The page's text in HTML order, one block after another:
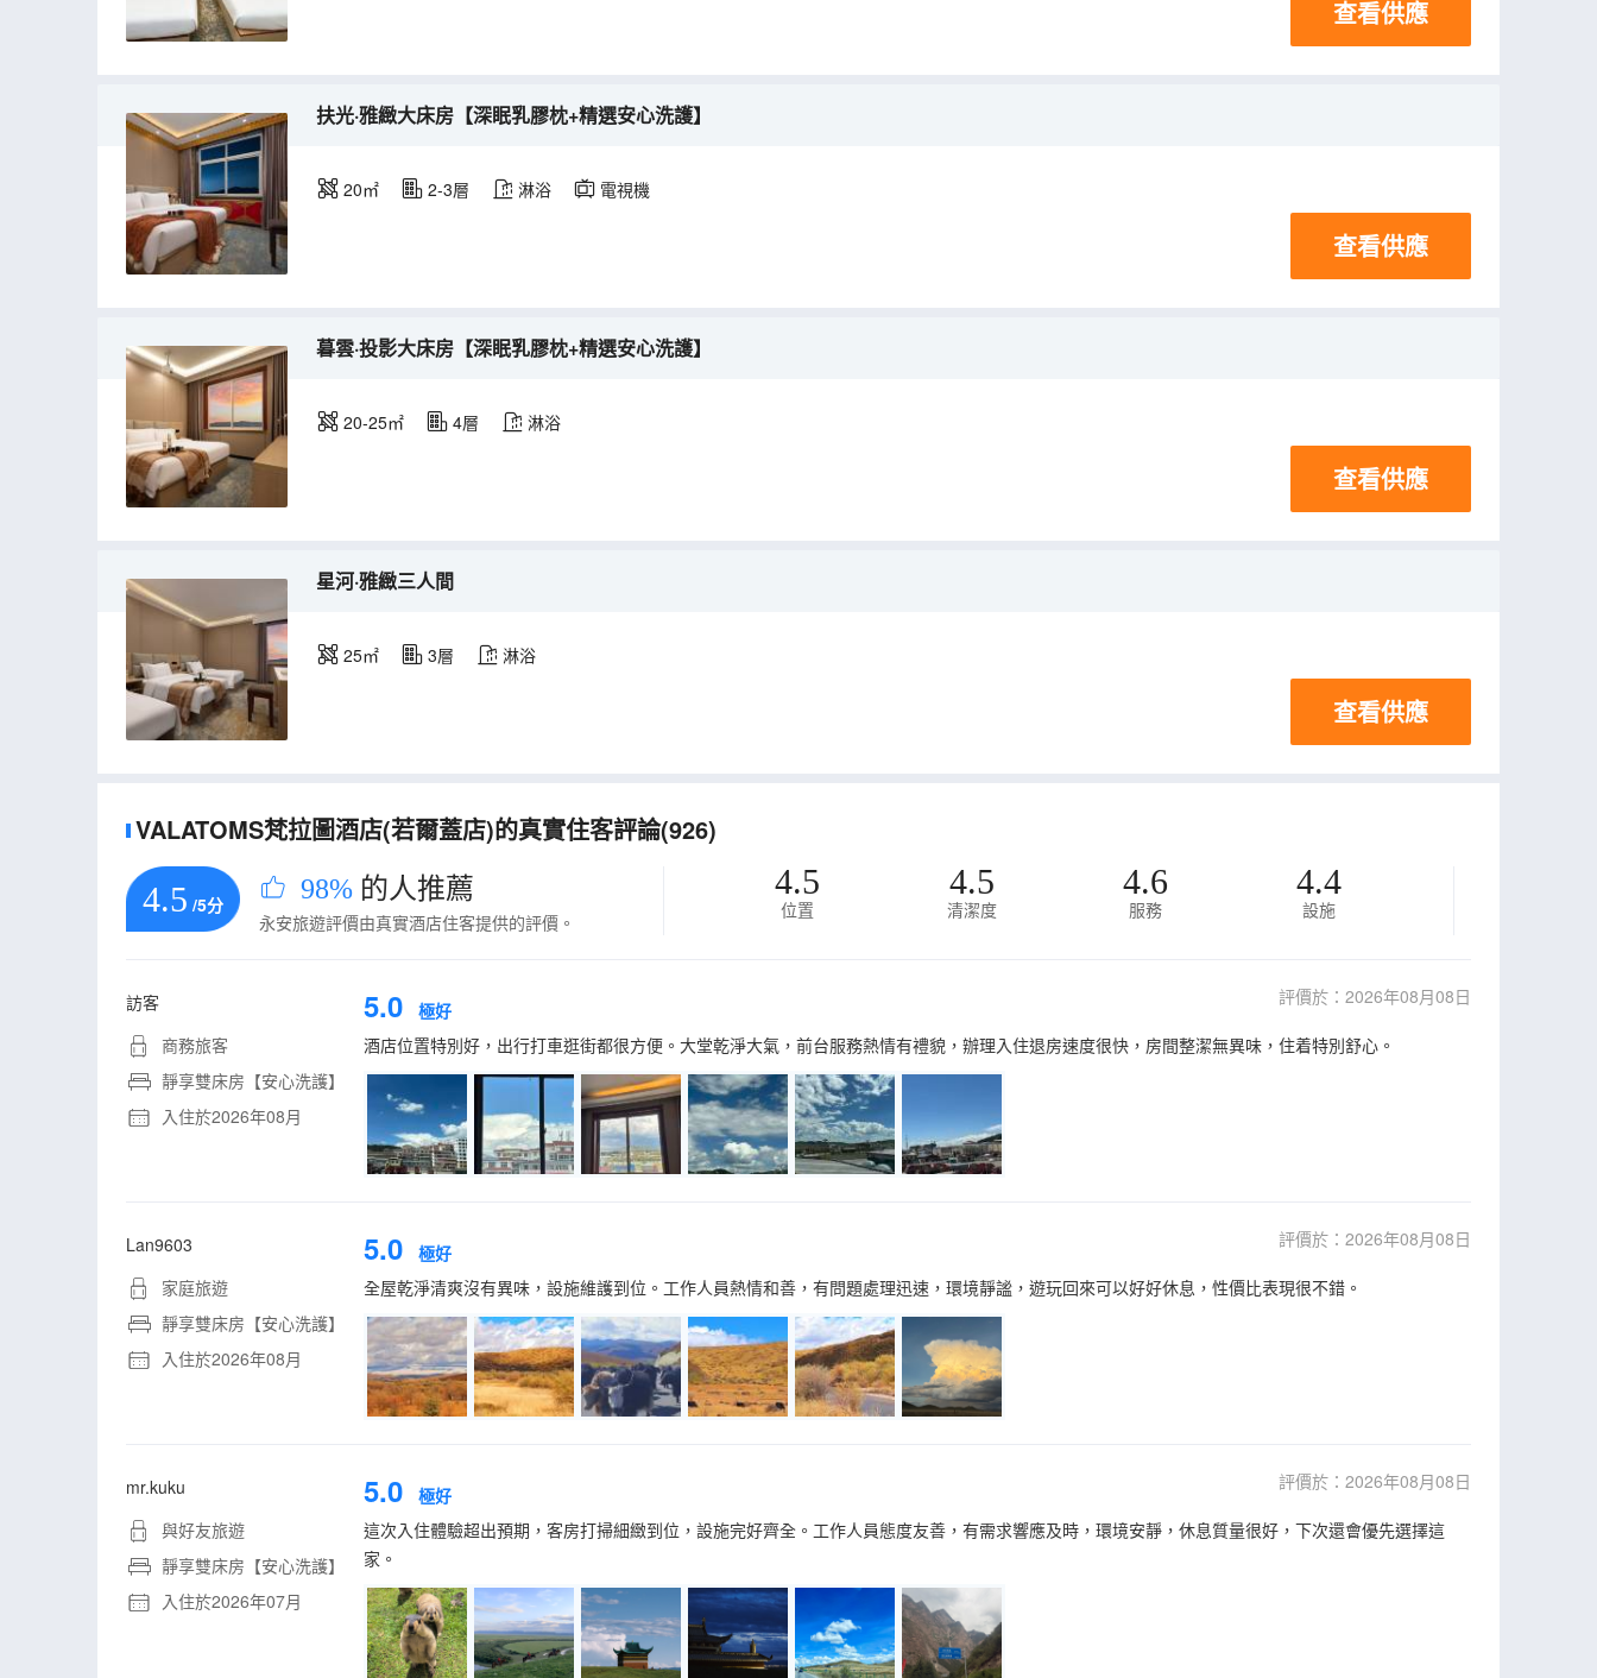
查看供應
扶光·雅緻大床房【深眠乳膠枕+精選安心洗護】
20㎡ 2-3層 淋浴 電視機
查看供應
暮雲·投影大床房【深眠乳膠枕+精選安心洗護】
20-25㎡ 4層 淋浴
查看供應
星河·雅緻三人間
25㎡ 3層 淋浴
查看供應
VALATOMS梵拉圖酒店(若爾蓋店)的真實住客評論(926)
4.5 /5分 98% 的人推薦
永安旅遊評價由真實酒店住客提供的評價。
4.5
位置
4.5
清潔度
4.6
服務
4.4
設施
訪客
商務旅客
靜享雙床房【安心洗護】
入住於2026年08月
5.0 極好
評價於：2026年08月08日
酒店位置特別好，出行打車逛街都很方便。大堂乾淨大氣，前台服務熱情有禮貌，辦理入住退房速度很快，房間整潔無異味，住着特別舒心。
Lan9603
家庭旅遊
靜享雙床房【安心洗護】
入住於2026年08月
5.0 極好
評價於：2026年08月08日
全屋乾淨清爽沒有異味，設施維護到位。工作人員熱情和善，有問題處理迅速，環境靜謐，遊玩回來可以好好休息，性價比表現很不錯。
mr.kuku
與好友旅遊
靜享雙床房【安心洗護】
入住於2026年07月
5.0 極好
評價於：2026年08月08日
這次入住體驗超出預期，客房打掃細緻到位，設施完好齊全。工作人員態度友善，有需求響應及時，環境安靜，休息質量很好，下次還會優先選擇這
家。